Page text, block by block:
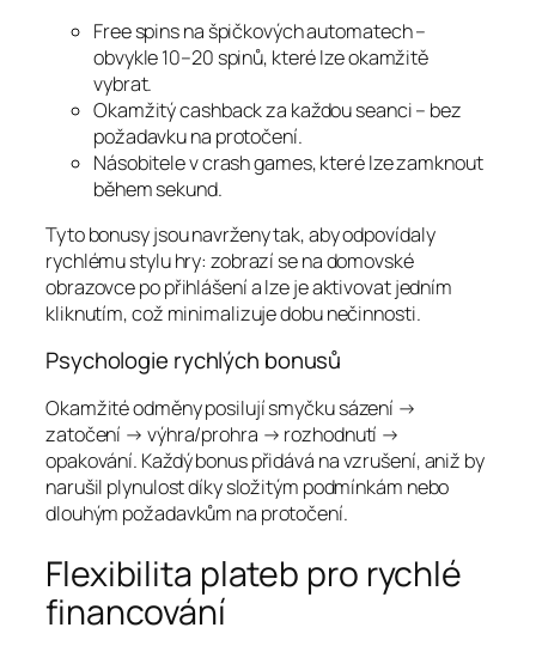
Free spins na špičkových automatech –
obvykle 10–20 spinů, které lze okamžitě
vybrat.
Okamžitý cashback za každou seanci – bez
požadavku na protočení.
Násobitele v crash games, které lze zamknout
během sekund.
Tyto bonusy jsou navrženy tak, aby odpovídaly
rychlému stylu hry: zobrazí se na domovské
obrazovce po přihlášení a lze je aktivovat jedním
kliknutím, což minimalizuje dobu nečinnosti.
Psychologie rychlých bonusů
Okamžité odměny posilují smyčku sázení →
zatočení → výhra/prohra → rozhodnutí →
opakování. Každý bonus přidává na vzrušení, aniž by
narušil plynulost díky složitým podmínkám nebo
dlouhým požadavkům na protočení.
Flexibilita plateb pro rychlé
financování